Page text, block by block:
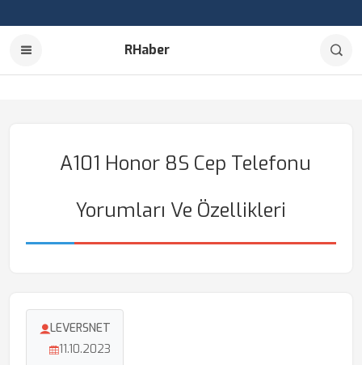
RHaber
A101 Honor 8S Cep Telefonu
Yorumları Ve Özellikleri
LEVERSNET
11.10.2023